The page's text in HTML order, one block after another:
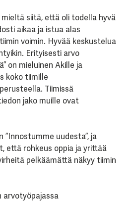
siitä, että oli todella hyvä
aikaa ja istua alas
voimin. Hyvää keskustelua
Erityisesti arvo
on mieluinen Akille ja
koko tiimille
Tiimissä
jako muille ovat
”Innostumme uudesta”, ja
että rohkeus oppia ja yrittää
pelkäämättä näkyy tiimin
arvotyöpajassa